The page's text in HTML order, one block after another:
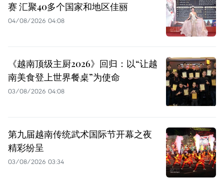
赛 汇聚40多个国家和地区佳丽
04/08/2026 04:08
《越南顶级主厨2026》回归：以“让越
南美食登上世界餐桌”为使命
03/08/2026 04:08
第九届越南传统武术国际节开幕之夜
精彩纷呈
03/08/2026 03:34